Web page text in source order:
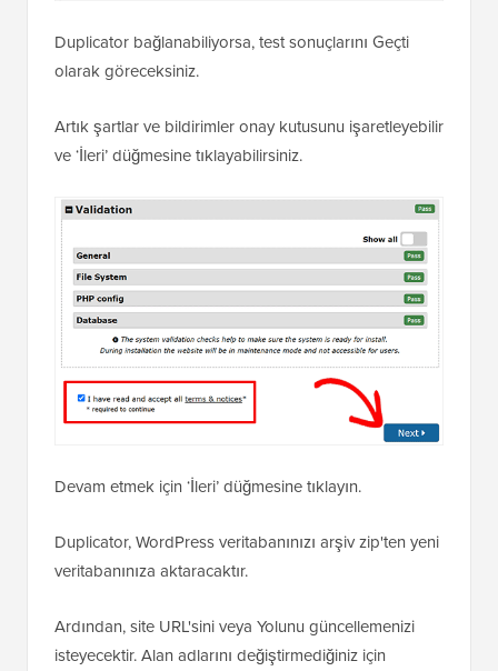
Duplicator bağlanabiliyorsa, test sonuçlarını Geçti
olarak göreceksiniz.
Artık şartlar ve bildirimler onay kutusunu işaretleyebilir
ve ‘İleri’ düğmesine tıklayabilirsiniz.
Devam etmek için ‘İleri’ düğmesine tıklayın.
Duplicator, WordPress veritabanınızı arşiv zip'ten yeni
veritabanınıza aktaracaktır.
Ardından, site URL'sini veya Yolunu güncellemenizi
isteyecektir. Alan adlarını değiştirmediğiniz için